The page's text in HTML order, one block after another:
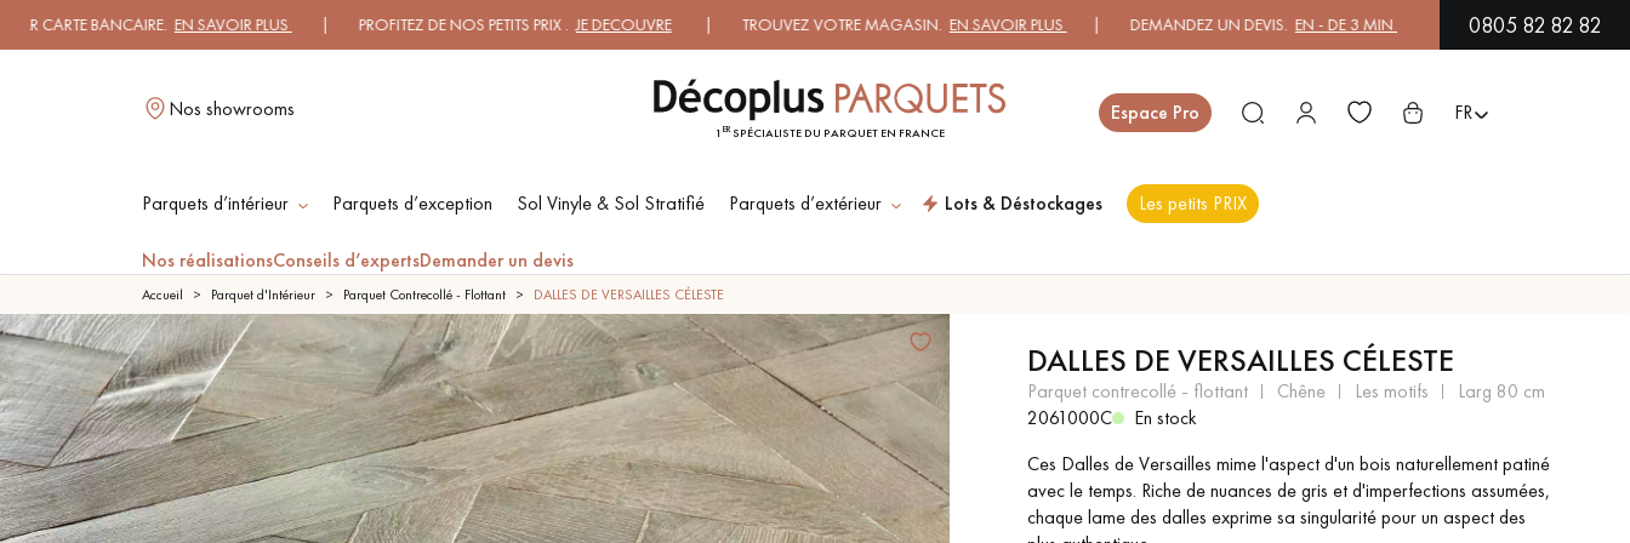
EN SAVOIR PLUS| PROFITEZ DE NOS PETITS PRIX .JE DECOUVRE | TROUVEZ VOTRE MAGASIN.EN SAVOIR PLUS| DEMANDEZ UN DEVIS.EN - DE 3 MIN| PAYEZ EN 3X OU 4X SANS FRAIS PAR
0805 82 82 82
Nos showrooms
1 ERSPÉCIALISTE DU PARQUET EN FRANCE
Espace Pro FR
Parquets d’intérieur Parquets d’exception Sol Vinyle & Sol Stratifié Parquets d’extérieur Lots & Déstockages Les petits PRIX
Nos réalisationsConseils d’expertsDemander un devisLES RECHERCHES LES PLUS COURANTES
PARQUET MASSIF
PARQUET
CONTRECOLLÉ -
FLOTTANT
SOL PLAQUÉ BOIS
VERITABLES
PARQUET EN BOIS
EXOTIQUE
PARQUET VERNIS
PARQUET HUILÉ
PARQUET EN BOIS
BRUT
PARQUET VIEILLI PARQUET FUMÉ
PARQUET LAMES
LARGES XXL
PARQUET EN CHÊNE
Accueil Parquet d'Intérieur Parquet Contrecollé - Flottant DALLES DE VERSAILLES CÉLESTE
DALLES DE VERSAILLES CÉLESTE
parquet contrecollé - flottant chêne les motifs
larg 80 cm
2061000C
En stock
Ces Dalles de Versailles mime l'aspect d'un bois naturellement patiné
avec le temps. Riche de nuances de gris et d'imperfections assumées,
chaque lame des dalles exprime sa singularité pour un aspect des